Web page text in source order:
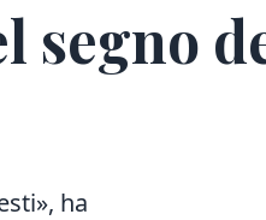
segno
ha